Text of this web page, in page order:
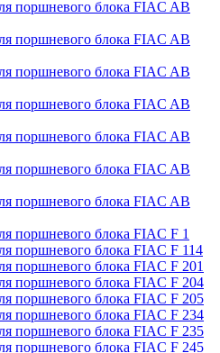
поршневого блока FIAC AB
поршневого блока FIAC AB
поршневого блока FIAC AB
поршневого блока FIAC AB
поршневого блока FIAC AB
поршневого блока FIAC AB
поршневого блока FIAC AB
поршневого блока FIAC F 1
поршневого блока FIAC F 114
поршневого блока FIAC F 201
поршневого блока FIAC F 204
поршневого блока FIAC F 205
поршневого блока FIAC F 234
поршневого блока FIAC F 235
поршневого блока FIAC F 245